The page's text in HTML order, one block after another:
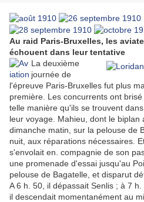
Au raid Paris-Bruxelles, les
échouent dans leur tentative
La deuxième
journée de
l'épreuve Paris-Bruxelles fut plus
première. Les concurrents ont
telle manière qu'ils se trouvent
leur voyage. Mahieu, dont le
dimanche matin, sur la pelouse de
nuit, aux réparations nécessaires.
s'envolait en. compagnie de son
une promenade d'essai jusqu'au
pelouse de Bagatelle, et disparut
A 6 h. 50, il dépassait Senlis ; à 7
il descendait momentanément au